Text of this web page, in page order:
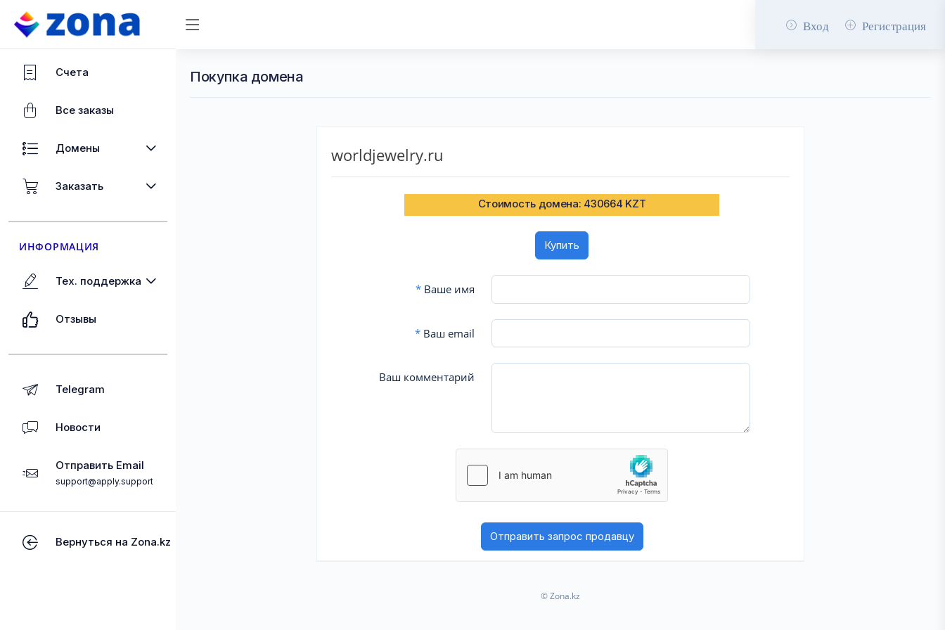
Вход Регистрация
Счета
Все заказы
Домены
Заказать
ИНФОРМАЦИЯ
Тех. поддержка
Отзывы
Telegram
Новости
Отправить Email
support@apply.support
Вернуться на Zona.kz
Покупка домена
worldjewelry.ru
Стоимость домена: 430664 KZT
Купить
*Ваше имя
*Ваш email
Ваш комментарий
© Zona.kz